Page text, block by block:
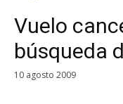
Vuelo
búsqueda
10 agosto 2009